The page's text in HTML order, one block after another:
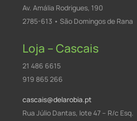
Av. Amália Rodrigues, 190
2785-613 • São Domingos de Rana
Loja – Cascais
21 486 6615
919 865 266
cascais@delarobia.pt
Rua Júlio Dantas, lote 47 – R/c Esq.